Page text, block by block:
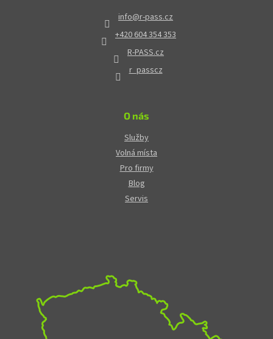
info@r-pass.cz
+420 604 354 353
R-PASS.cz
r_passcz
O nás
Služby
Volná místa
Pro firmy
Blog
Servis